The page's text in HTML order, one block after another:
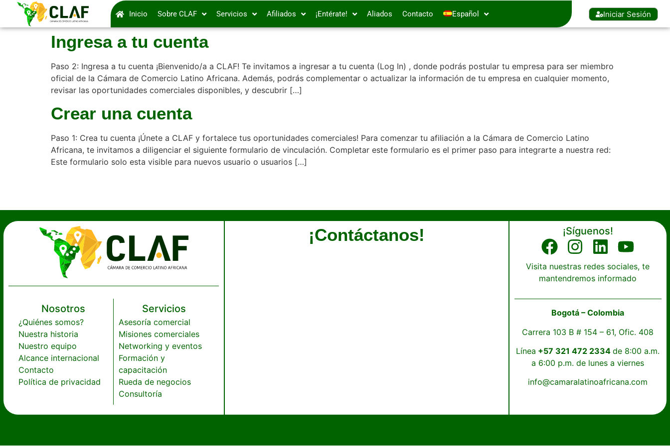
Inicio Sobre CLAF Servicios Afiliados ¡Entérate! Aliados Contacto Español Iniciar Sesión
Ingresa a tu cuenta
Paso 2: Ingresa a tu cuenta ¡Bienvenido/a a CLAF! Te invitamos a ingresar a tu cuenta (Log In) , donde podrás postular tu empresa para ser miembro
oficial de la Cámara de Comercio Latino Africana. Además, podrás complementar o actualizar la información de tu empresa en cualquier momento,
revisar las oportunidades comerciales disponibles, y descubrir […]
Crear una cuenta
Paso 1: Crea tu cuenta ¡Únete a CLAF y fortalece tus oportunidades comerciales! Para comenzar tu afiliación a la Cámara de Comercio Latino
Africana, te invitamos a diligenciar el siguiente formulario de vinculación. Completar este formulario es el primer paso para integrarte a nuestra red:
Este formulario solo esta visible para nuevos usuario o usuarios […]
Nosotros
¿Quiénes somos?
Nuestra historia
Nuestro equipo
Alcance internacional
Contacto
Política de privacidad
Servicios
Asesoría comercial
Misiones comerciales
Networking y eventos
Formación y
capacitación
Rueda de negocios
Consultoría
¡Contáctanos! ¡Síguenos!
Visita nuestras redes sociales, te
mantendremos informado
Bogotá – Colombia
Carrera 103 B # 154 – 61, Ofic. 408
Línea +57 321 472 2334de 8:00 a.m.
a 6:00 p.m. de lunes a viernes
info@camaralatinoafricana.com